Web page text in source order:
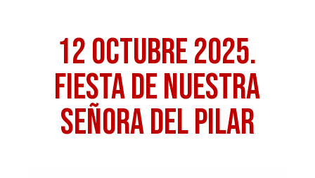
12 octubre 2025.
Fiesta de Nuestra
Señora del Pilar